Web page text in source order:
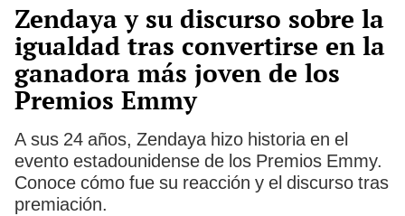
Zendaya y su discurso sobre la
igualdad tras convertirse en la
ganadora más joven de los
Premios Emmy
A sus 24 años, Zendaya hizo historia en el
evento estadounidense de los Premios Emmy.
Conoce cómo fue su reacción y el discurso tras
premiación.